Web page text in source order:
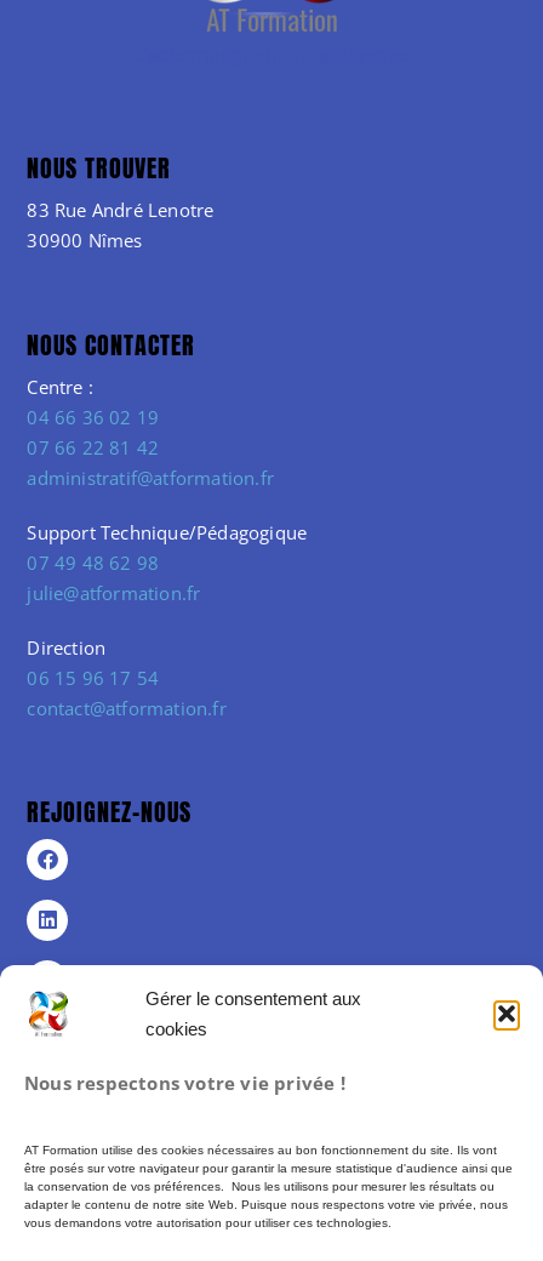
Gérer le consentement aux
cookies
Nous respectons votre vie privée !
AT Formation utilise des cookies nécessaires au bon fonctionnement du site. Ils vont
être posés sur votre navigateur pour garantir la mesure statistique d'audience ainsi que
la conservation de vos préférences. Nous les utilisons pour mesurer les résultats ou
adapter le contenu de notre site Web. Puisque nous respectons votre vie privée, nous
vous demandons votre autorisation pour utiliser ces technologies.
NOUS TROUVER
83 Rue André Lenotre
30900 Nîmes
NOUS CONTACTER
Centre :
04 66 36 02 19
07 66 22 81 42
administratif@atformation.fr
Support Technique/Pédagogique
07 49 48 62 98
julie@atformation.fr
Direction
06 15 96 17 54
contact@atformation.fr
REJOIGNEZ-NOUS
Politique de cookies (UE)
Conditions Générales de Vente